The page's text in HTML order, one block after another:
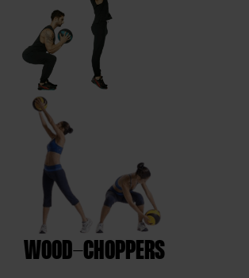
WOOD-CHOPPERS